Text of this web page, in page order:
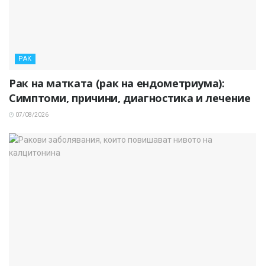
РАК
Рак на матката (рак на ендометриума):
Симптоми, причини, диагностика и лечение
07/08/2026